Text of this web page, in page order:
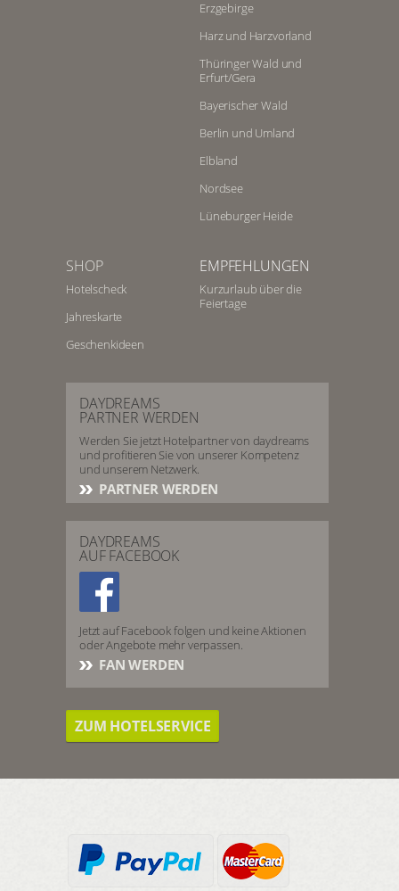
Erzgebirge
Harz und Harzvorland
Thüringer Wald und
Erfurt/Gera
Bayerischer Wald
Berlin und Umland
Elbland
Nordsee
Lüneburger Heide
SHOP
Hotelscheck
Jahreskarte
Geschenkideen
EMPFEHLUNGEN
Kurzurlaub über die
Feiertage
DAYDREAMS
PARTNER WERDEN
Werden Sie jetzt Hotelpartner von daydreams
und profitieren Sie von unserer Kompetenz
und unserem Netzwerk.
PARTNER WERDEN
DAYDREAMS
AUF FACEBOOK
Jetzt auf Facebook folgen und keine Aktionen
oder Angebote mehr verpassen.
FAN WERDEN
ZUM HOTELSERVICE